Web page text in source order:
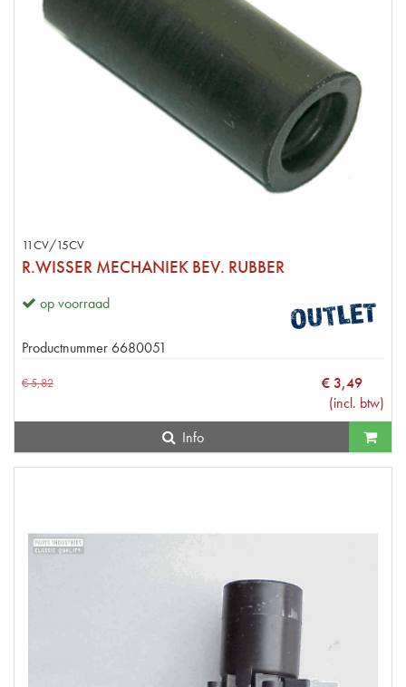
11CV/15CV
R.WISSER MECHANIEK BEV. RUBBER
op voorraad
Productnummer 6680051
€5,82 €3,49
(incl. btw)
Info